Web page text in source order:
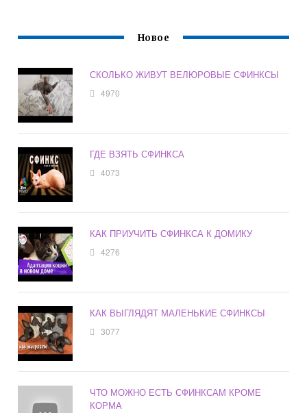
Новое
СКОЛЬКО ЖИВУТ ВЕЛЮРОВЫЕ СФИНКСЫ
4970
ГДЕ ВЗЯТЬ СФИНКСА
4073
КАК ПРИУЧИТЬ СФИНКСА К ДОМИКУ
4276
КАК ВЫГЛЯДЯТ МАЛЕНЬКИЕ СФИНКСЫ
3077
ЧТО МОЖНО ЕСТЬ СФИНКСАМ КРОМЕ
КОРМА